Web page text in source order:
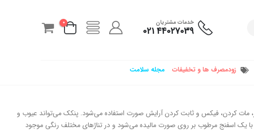
خدمات مشتریان
44027039 021
0
زودمصرف ها و تخفیفات مجله سلامت
مات کردن، فیکس و ثابت کردن آرایش صورت استفاده می‌شود. پنکک می‌تواند عیوب و
یک اسفنج مرطوب بر روی صورت مالیده می‌شود و در تناژهای مختلف رنگی موجود